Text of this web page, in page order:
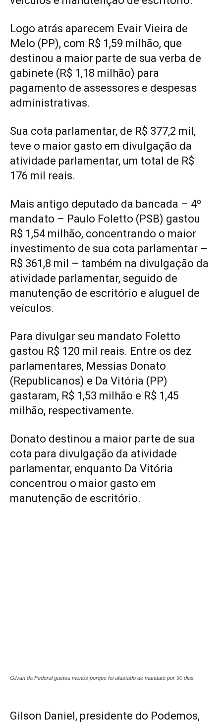
Logo atrás aparecem Evair Vieira de
Melo (PP), com R$ 1,59 milhão, que
destinou a maior parte de sua verba de
gabinete (R$ 1,18 milhão) para
pagamento de assessores e despesas
administrativas.
Sua cota parlamentar, de R$ 377,2 mil,
teve o maior gasto em divulgação da
atividade parlamentar, um total de R$
176 mil reais.
Mais antigo deputado da bancada – 4º
mandato – Paulo Foletto (PSB) gastou
R$ 1,54 milhão, concentrando o maior
investimento de sua cota parlamentar –
R$ 361,8 mil – também na divulgação da
atividade parlamentar, seguido de
manutenção de escritório e aluguel de
veículos.
Para divulgar seu mandato Foletto
gastou R$ 120 mil reais. Entre os dez
parlamentares, Messias Donato
(Republicanos) e Da Vitória (PP)
gastaram, R$ 1,53 milhão e R$ 1,45
milhão, respectivamente.
Donato destinou a maior parte de sua
cota para divulgação da atividade
parlamentar, enquanto Da Vitória
concentrou o maior gasto em
manutenção de escritório.
Gilvan da Federal gastou menos porque foi afastado do mandato por 90 dias
Gilson Daniel, presidente do Podemos,